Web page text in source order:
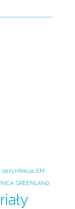
dezynfekcja EM
GREENLAND